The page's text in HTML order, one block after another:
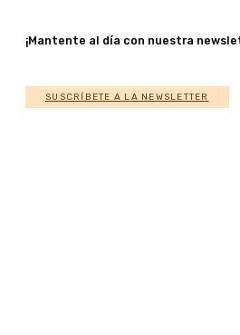
¡Mantente al día con nuestra
SUSCRÍBETE A LA NEWSLETTER